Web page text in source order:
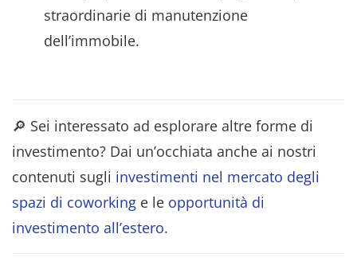
straordinarie di manutenzione
dell’immobile.
🔎 Sei interessato ad esplorare altre forme di
investimento? Dai un’occhiata anche ai nostri
contenuti sugli investimenti nel mercato degli
spazi di coworking e le opportunità di
investimento all’estero.